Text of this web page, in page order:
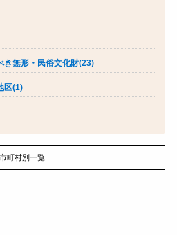
き無形・民俗文化財(23)
区(1)
市町村別一覧